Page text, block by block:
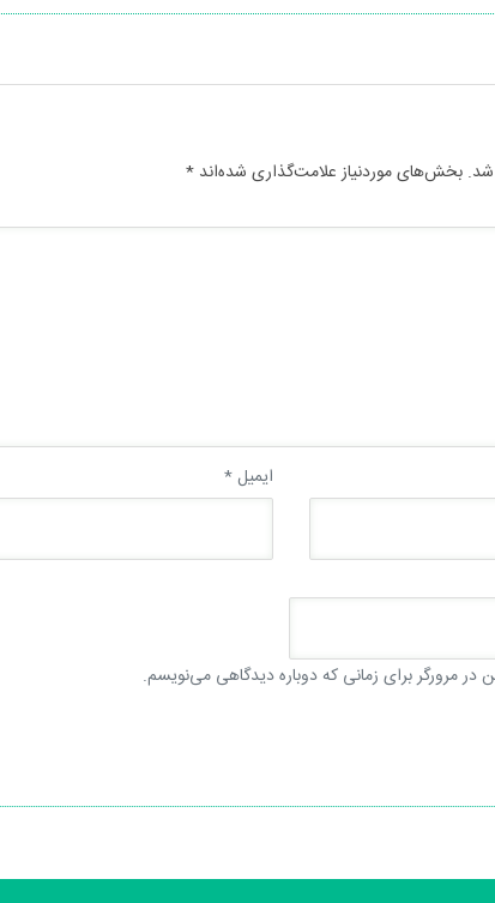
شد. بخش‌های موردنیاز علامت‌گذاری شده‌اند *
ایمیل*
در مرورگر برای زمانی که دوباره دیدگاهی می‌نویسم.